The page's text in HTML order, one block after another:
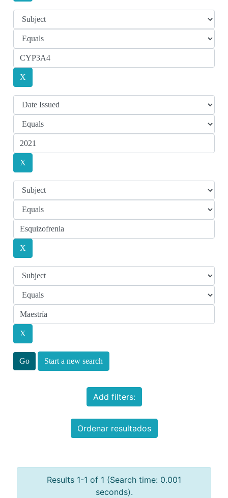
Start a new search
Add filters:
Ordenar resultados
Results 1-1 of 1 (Search time: 0.001
seconds).